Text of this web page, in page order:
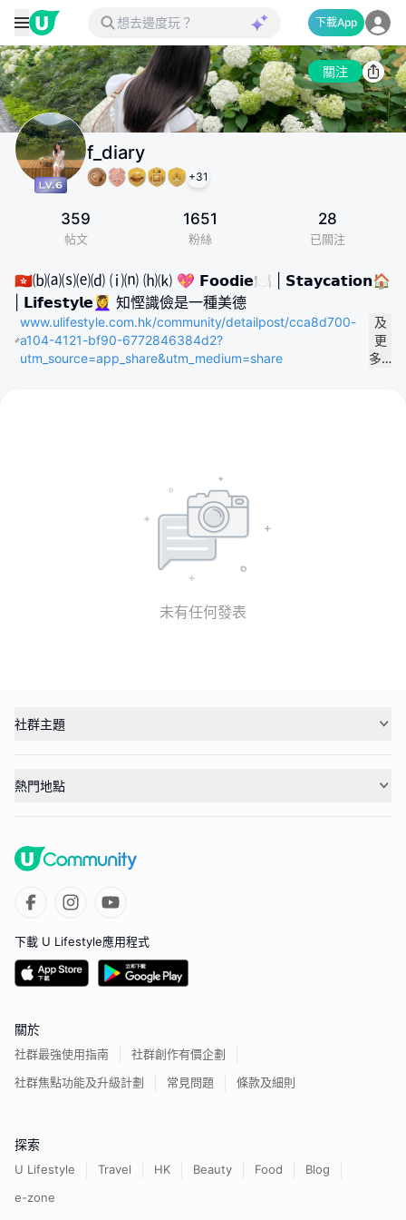
下載App
關注
f_diary
+31
359
帖文
1651
粉絲
28
已關注
🇭🇰⒝⒜⒮⒠⒟ ⒤⒩ ⒣⒦ 💖 𝗙𝗼𝗼𝗱𝗶𝗲🍽️ | 𝗦𝘁𝗮𝘆𝗰𝗮𝘁𝗶𝗼𝗻🏠
| 𝗟𝗶𝗳𝗲𝘀𝘁𝘆𝗹𝗲💆‍♀️ 知慳識儉是一種美德
www.ulifestyle.com.hk/community/detailpost/cca8d700-
a104-4121-bf90-6772846384d2?
utm_source=app_share&utm_medium=share
及
更
多…
未有任何發表
社群主題
熱門地點
下載 U Lifestyle應用程式
關於
社群最強使用指南
社群創作有價企劃
社群焦點功能及升級計劃
常見問題 條款及細則
探索
U Lifestyle Travel HK Beauty Food
Blog
e-zone